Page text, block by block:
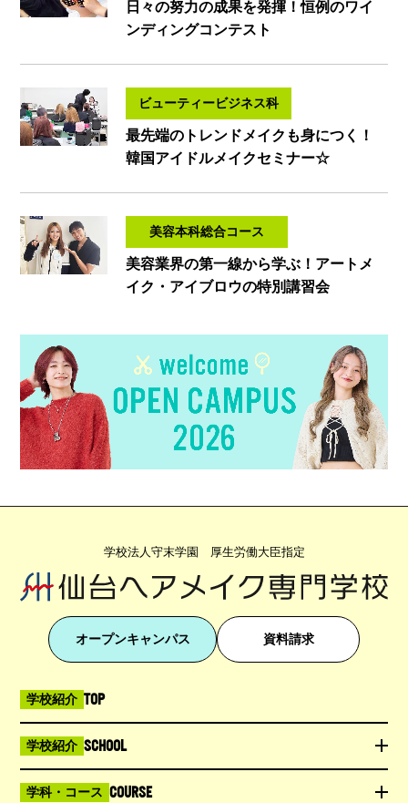
日々の努力の成果を発揮！恒例のワイ
ンディングコンテスト
ビューティービジネス科
最先端のトレンドメイクも身につく！
韓国アイドルメイクセミナー☆
美容本科総合コース
美容業界の第一線から学ぶ！アートメ
イク・アイブロウの特別講習会
学校法人守末学園 厚生労働大臣指定
オープンキャンパス 資料請求
学校紹介 TOP
学校紹介 SCHOOL
学科・コース COURSE